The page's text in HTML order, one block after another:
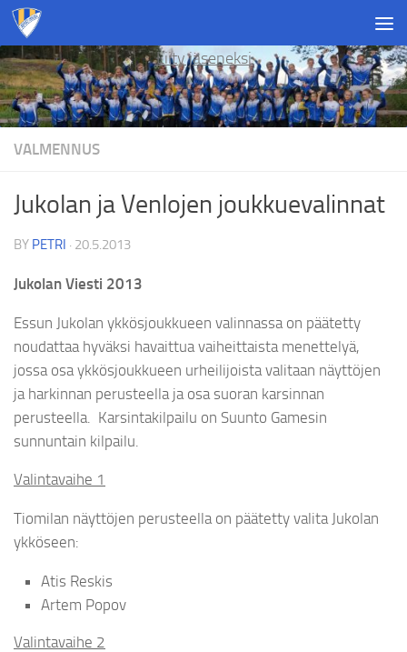
Skip to content
Liity jäseneksi
VALMENNUS
Jukolan ja Venlojen joukkuevalinnat
BY PETRI · 20.5.2013
Jukolan Viesti 2013
Essun Jukolan ykkösjoukkueen valinnassa on päätetty
noudattaa hyväksi havaittua vaiheittaista menettelyä,
jossa osa ykkösjoukkueen urheilijoista valitaan näyttöjen
ja harkinnan perusteella ja osa suoran karsinnan
perusteella. Karsintakilpailu on Suunto Gamesin
sunnuntain kilpailu.
Valintavaihe 1
Tiomilan näyttöjen perusteella on päätetty valita Jukolan
ykköseen:
Atis Reskis
Artem Popov
Valintavaihe 2